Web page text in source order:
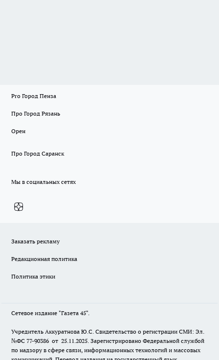
Pro Город Пенза
Про Город Рязань
Орен
Про Город Саранск
Мы в социальных сетях
Заказать рекламу
Редакционная политика
Политика этики
Сетевое издание "Газета 45".
Учредитель Аккуратнова Ю.С. Свидетельство о регистрации СМИ: Эл.
№ФС 77-90386 от 25.11.2025. Зарегистрировано Федеральной службой
по надзору в сфере связи, информационных технологий и массовых